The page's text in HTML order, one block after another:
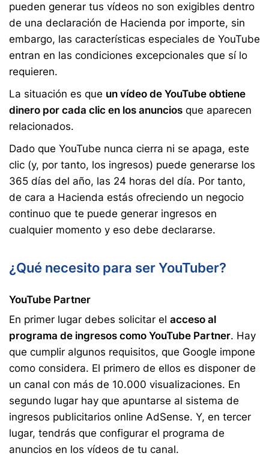
pueden generar tus vídeos no son exigibles dentro
de una declaración de Hacienda por importe, sin
embargo, las características especiales de YouTube
entran en las condiciones excepcionales que sí lo
requieren.
La situación es que un vídeo de YouTube obtiene
dinero por cada clic en los anuncios que aparecen
relacionados.
Dado que YouTube nunca cierra ni se apaga, este
clic (y, por tanto, los ingresos) puede generarse los
365 días del año, las 24 horas del día. Por tanto,
de cara a Hacienda estás ofreciendo un negocio
continuo que te puede generar ingresos en
cualquier momento y eso debe declararse.
¿Qué necesito para ser YouTuber?
YouTube Partner
En primer lugar debes solicitar el acceso al
programa de ingresos como YouTube Partner. Hay
que cumplir algunos requisitos, que Google impone
como considera. El primero de ellos es disponer de
un canal con más de 10.000 visualizaciones. En
segundo lugar hay que apuntarse al sistema de
ingresos publicitarios online AdSense. Y, en tercer
lugar, tendrás que configurar el programa de
anuncios en los vídeos de tu canal.